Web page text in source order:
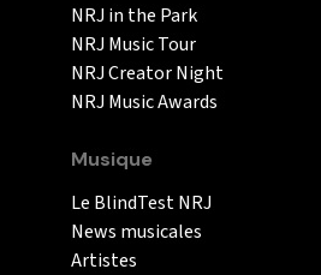
NRJ in the Park
NRJ Music Tour
NRJ Creator Night
NRJ Music Awards
Musique
Le BlindTest NRJ
News musicales
Artistes